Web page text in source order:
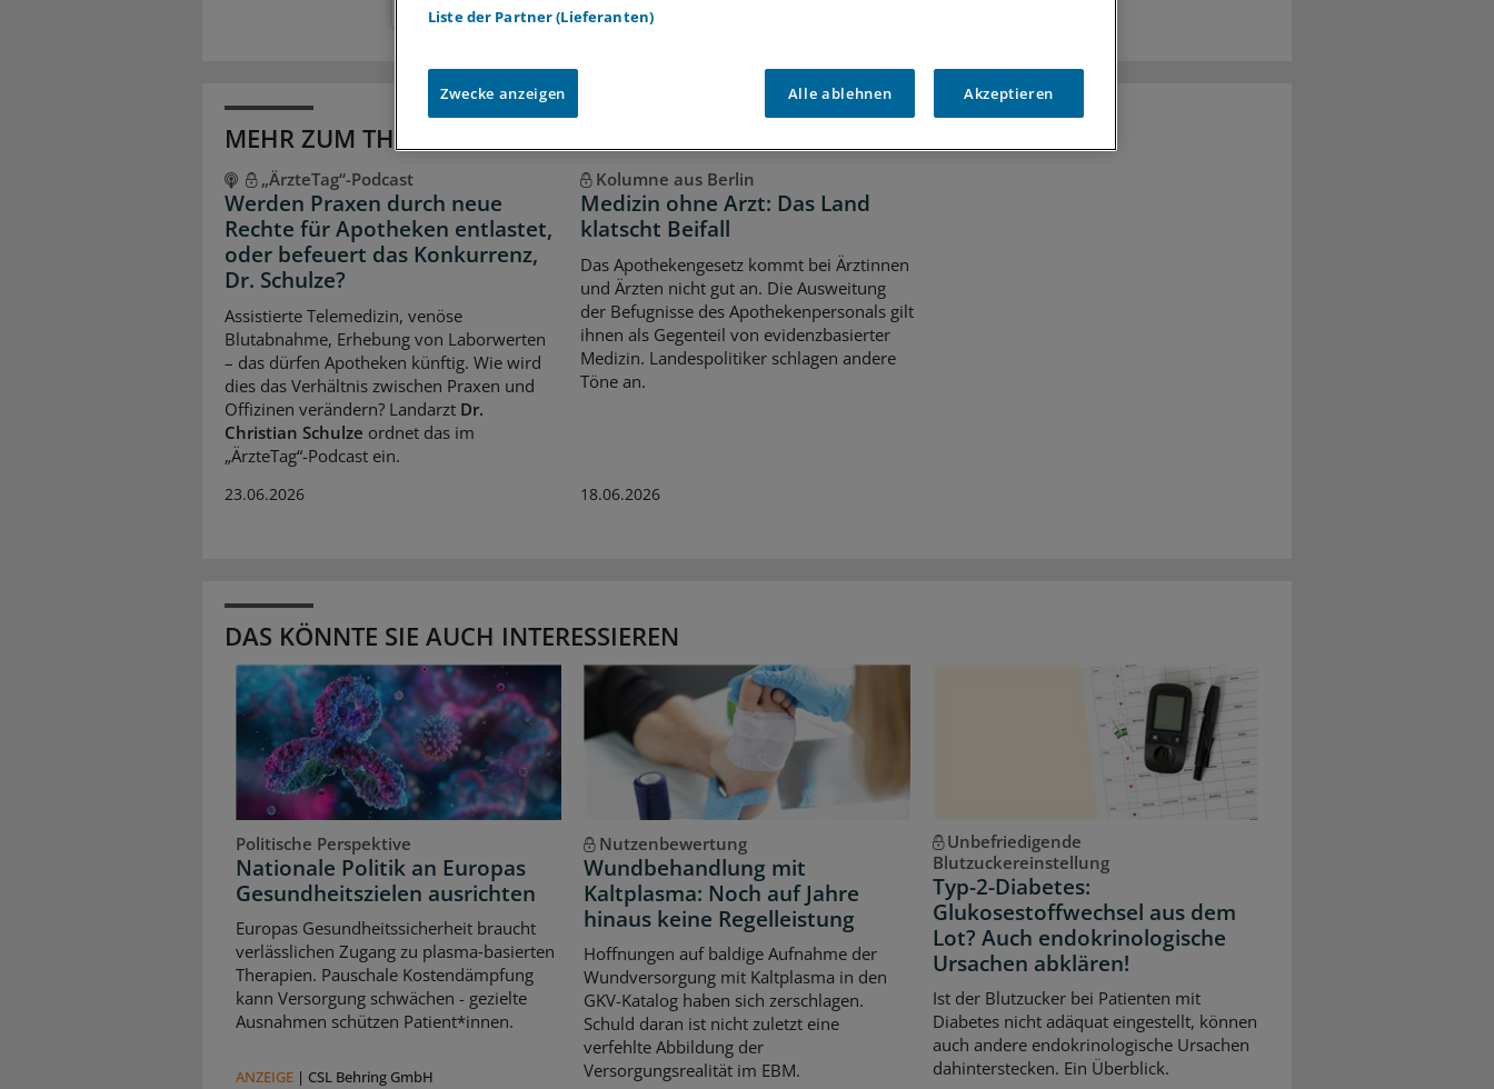
MEHR ZUM THEMA
„ÄrzteTag“-Podcast
Werden Praxen durch neue
Rechte für Apotheken entlastet,
oder befeuert das Konkurrenz,
Dr. Schulze?
Assistierte Telemedizin, venöse
Blutabnahme, Erhebung von Laborwerten
– das dürfen Apotheken künftig. Wie wird
dies das Verhältnis zwischen Praxen und
Offizinen verändern? Landarzt Dr.
Christian Schulze ordnet das im
„ÄrzteTag“-Podcast ein.
23.06.2026
Kolumne aus Berlin
Medizin ohne Arzt: Das Land
klatscht Beifall
Das Apothekengesetz kommt bei Ärztinnen
und Ärzten nicht gut an. Die Ausweitung
der Befugnisse des Apothekenpersonals gilt
ihnen als Gegenteil von evidenzbasierter
Medizin. Landespolitiker schlagen andere
Töne an.
18.06.2026
DAS KÖNNTE SIE AUCH INTERESSIEREN
Politische Perspektive
Nationale Politik an Europas
Gesundheitszielen ausrichten
Europas Gesundheitssicherheit braucht
verlässlichen Zugang zu plasma‑basierten
Therapien. Pauschale Kostendämpfung
kann Versorgung schwächen - gezielte
Ausnahmen schützen Patient*innen.
ANZEIGE | CSL Behring GmbH
Nutzenbewertung
Wundbehandlung mit
Kaltplasma: Noch auf Jahre
hinaus keine Regelleistung
Hoffnungen auf baldige Aufnahme der
Wundversorgung mit Kaltplasma in den
GKV-Katalog haben sich zerschlagen.
Schuld daran ist nicht zuletzt eine
verfehlte Abbildung der
Versorgungsrealität im EBM.
Unbefriedigende
Blutzuckereinstellung
Typ-2-Diabetes:
Glukosestoffwechsel aus dem
Lot? Auch endokrinologische
Ursachen abklären!
Ist der Blutzucker bei Patienten mit
Diabetes nicht adäquat eingestellt, können
auch andere endokrinologische Ursachen
dahinterstecken. Ein Überblick.
Liste der Partner (Lieferanten)
Zwecke anzeigen Alle ablehnen Akzeptieren